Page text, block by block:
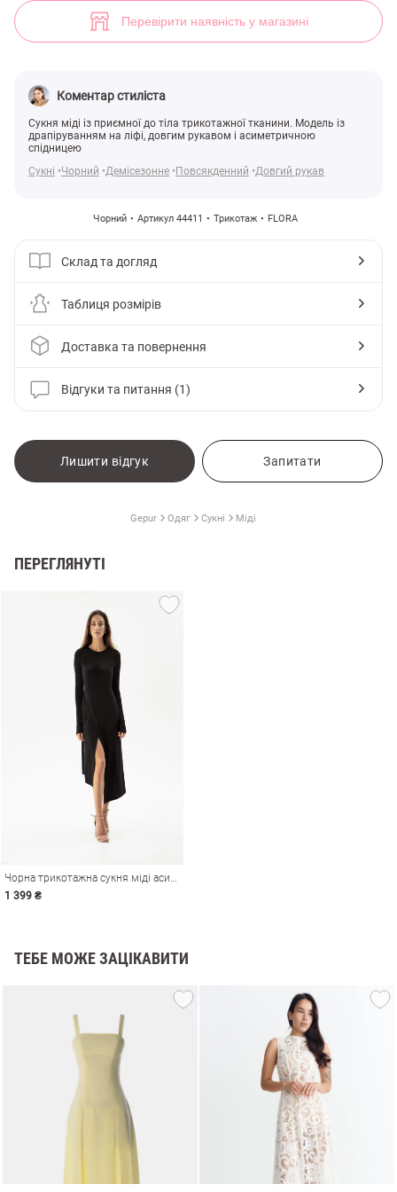
Перевірити наявність у магазині
Коментар стиліста
Сукня міді із приємної до тіла трикотажної тканини. Модель із
драпіруванням на ліфі, довгим рукавом і асиметричною
спідницею
Сукні
Чорний Демісезонне Повсякденний Довгий рукав
Чорний Артикул 44411 Трикотаж FLORA
Склад та догляд
Таблиця розмірів
Доставка та повернення
Відгуки та питання (1)
Лишити відгук Запитати
Gepur Одяг Сукні Міді
ПЕРЕГЛЯНУТІ
Чорна трикотажна сукня міді асиметричного крою
1 399 ₴
ТЕБЕ МОЖЕ ЗАЦІКАВИТИ
Чорна трикотажна сукня міді асиметричного крою (арт. 44411) ♡